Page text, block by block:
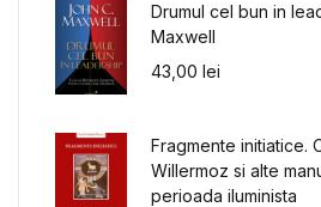
Drumul cel bun in
Maxwell
43,00 lei
Fragmente initiatice.
Willermoz si alte
perioada iluminista